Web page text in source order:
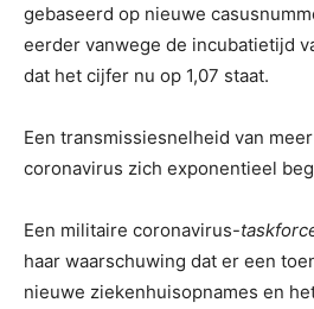
gebaseerd op nieuwe
eerder vanwege de incubatietijd
dat het cijfer nu op 1,07 staat.
Een transmissiesnelheid van
coronavirus zich exponentieel
Een militaire coronavirus-
haar waarschuwing dat er een
nieuwe ziekenhuisopnames en